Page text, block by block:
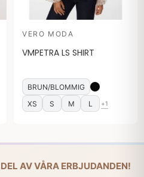
VERO MODA
VMPETRA LS SHIRT
BRUN/BLOMMIG
XS
S M L +1
AV VÅRA ERBJUDANDEN!